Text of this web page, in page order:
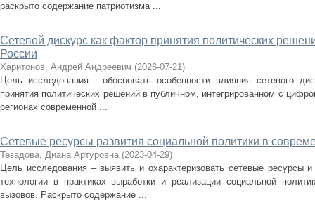
раскрыто содержание патриотизма ...
Сетевой дискурс как фактор принятия политических
России
Харитонов, Андрей Андреевич (2026-07-21)
Цель исследования - обосновать особенности влияния сетевого
принятия политических решений в публичном, интегрированном с
регионах современной ...
Сетевые ресурсы развития социальной политики в
Тезадова, Диана Артуровна (2023-04-29)
Цель исследования – выявить и охарактеризовать сетевые ресурсы
технологии в практиках выработки и реализации социальной
вызовов. Раскрыто содержание ...